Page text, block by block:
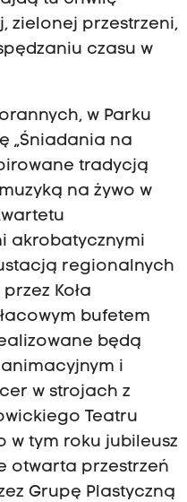
zielonej przestrzeni,
czasu w
w Parku
„Śniadania na
tradycją
na żywo w
akrobatycznymi
regionalnych
Koła
bufetem
będą
i
w strojach z
Teatru
w tym roku jubileusz
otwarta przestrzeń
Grupę Plastyczną